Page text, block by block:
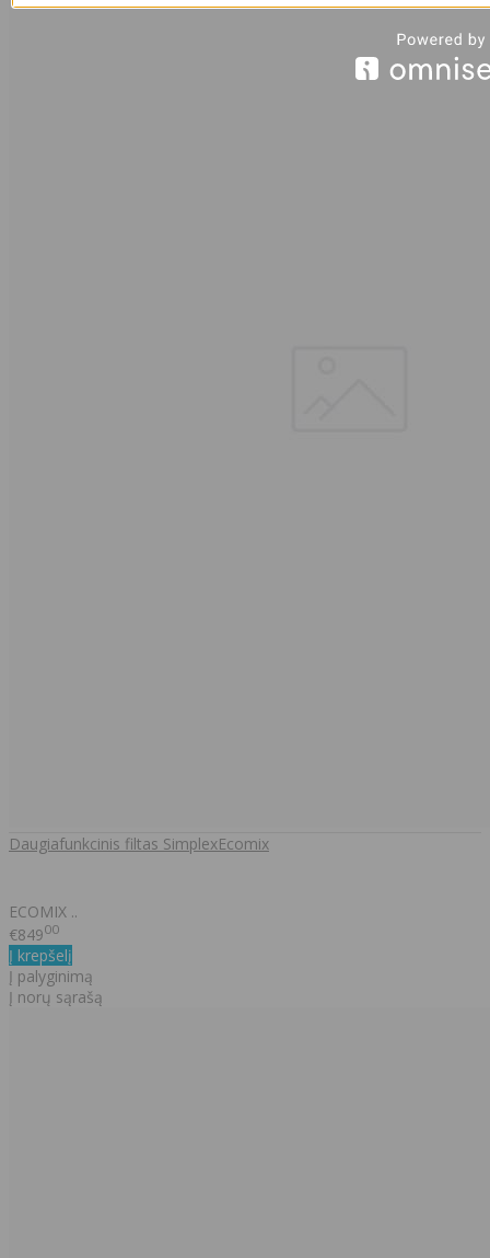
Daugiafunkcinis filtas SimplexEcomix
ECOMIX ..
€84900
Į krepšelį
Į palyginimą
Į norų sąrašą